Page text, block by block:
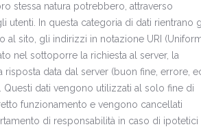
stessa natura potrebbero, attraverso
utenti. In questa categoria di dati rientrano
sito, gli indirizzi in notazione URI
nel sottoporre la richiesta al server, la
data dal server (buon fine, errore,
Questi dati vengono utilizzati al solo fine di
funzionamento e vengono cancellati
di responsabilità in caso di ipotetici